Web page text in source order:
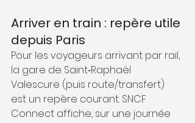
Arriver en train : repère utile
depuis Paris
Pour les voyageurs arrivant par rail,
la gare de Saint‑Raphaël
Valescure (puis route/transfert)
est un repère courant. SNCF
Connect affiche, sur une journée